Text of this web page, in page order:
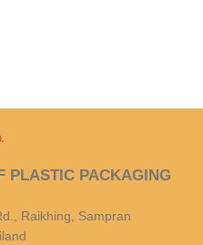
PLASTIC PACKAGING
Raikhing, Sampran